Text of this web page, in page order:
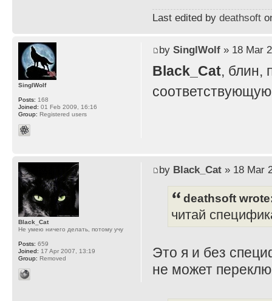
Last edited by deathsoft
by SinglWolf» 18 Mar
Black_Cat, блин,
SinglWolf
Posts: 168
Joined: 01 Feb 2009, 16:16
Group: Registered users
by Black_Cat» 18 Mar
deathsoft
читай
Это я и без
не может
Black_Cat
Не умею ничего делать, потому учу
Posts: 659
Joined: 17 Apr 2007, 13:19
Group: Removed